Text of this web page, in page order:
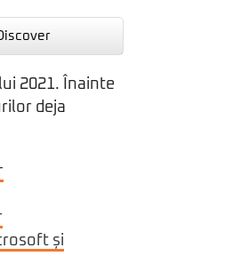
2021. Înainte
deja
și